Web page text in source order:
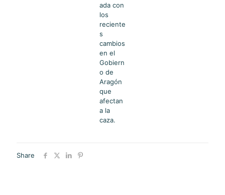
ada con
los
reciente
s
cambios
en el
Gobiern
o de
Aragón
que
afectan
a la
caza.
Share